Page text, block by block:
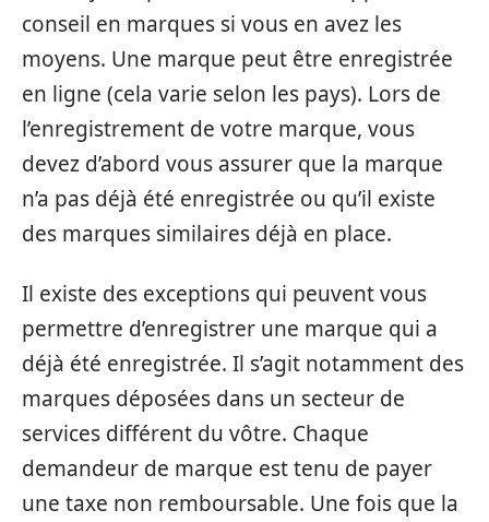
conseil en marques si vous en avez les
moyens. Une marque peut être enregistrée
en ligne (cela varie selon les pays). Lors de
l’enregistrement de votre marque, vous
devez d’abord vous assurer que la marque
n’a pas déjà été enregistrée ou qu’il existe
des marques similaires déjà en place.
Il existe des exceptions qui peuvent vous
permettre d’enregistrer une marque qui a
déjà été enregistrée. Il s’agit notamment des
marques déposées dans un secteur de
services différent du vôtre. Chaque
demandeur de marque est tenu de payer
une taxe non remboursable. Une fois que la